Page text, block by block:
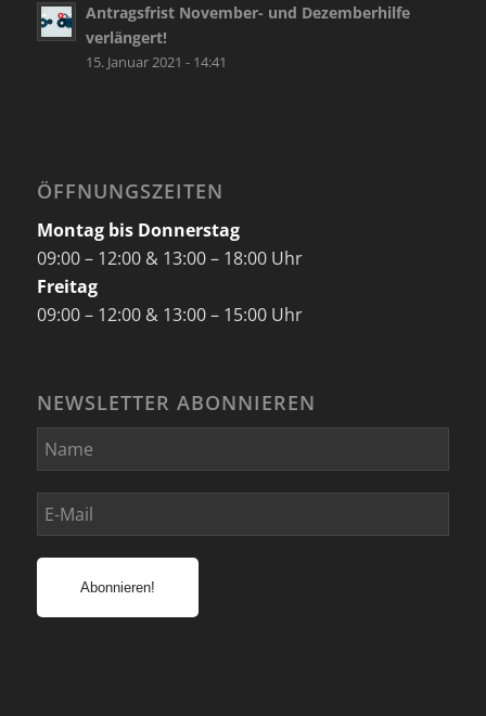
Antragsfrist November- und Dezemberhilfe
verlängert!
15. Januar 2021 - 14:41
ÖFFNUNGSZEITEN
Montag bis Donnerstag
09:00 – 12:00 & 13:00 – 18:00 Uhr
Freitag
09:00 – 12:00 & 13:00 – 15:00 Uhr
NEWSLETTER ABONNIEREN